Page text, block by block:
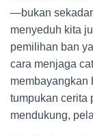
—bukan
menyeduh kita
pemilihan ban
cara menjaga
membayangkan
tumpukan cerita
mendukung,